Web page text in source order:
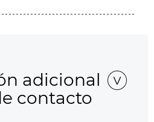
adicional
contacto